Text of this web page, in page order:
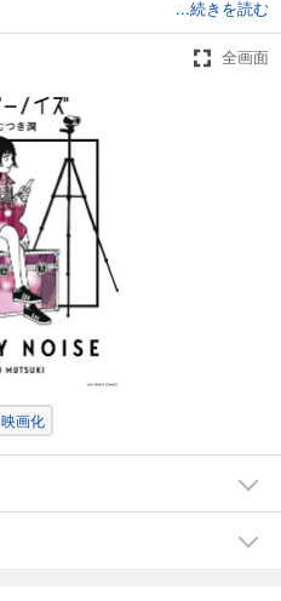
瞬フォロワーは増えた、けれど…
る。
きる”男。
...続きを読む
全画面
映画化